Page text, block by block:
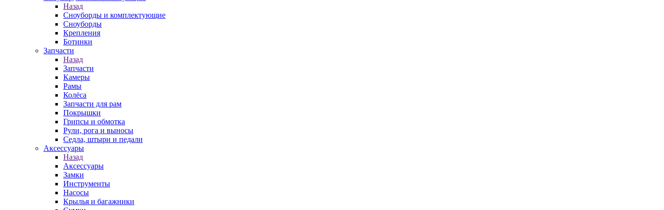
Назад
Cноуборды и комплектующие
Сноуборды
Крепления
Ботинки
Запчасти
Назад
Запчасти
Камеры
Рамы
Колёса
Запчасти для рам
Покрышки
Грипсы и обмотка
Рули, рога и выносы
Седла, штыри и педали
Аксессуары
Назад
Аксессуары
Замки
Инструменты
Насосы
Крылья и багажники